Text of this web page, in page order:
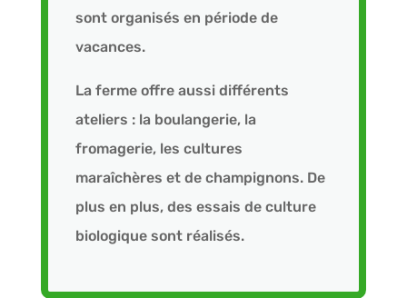
sont organisés en période de
vacances.
La ferme offre aussi différents
ateliers : la boulangerie, la
fromagerie, les cultures
maraîchères et de champignons. De
plus en plus, des essais de culture
biologique sont réalisés.